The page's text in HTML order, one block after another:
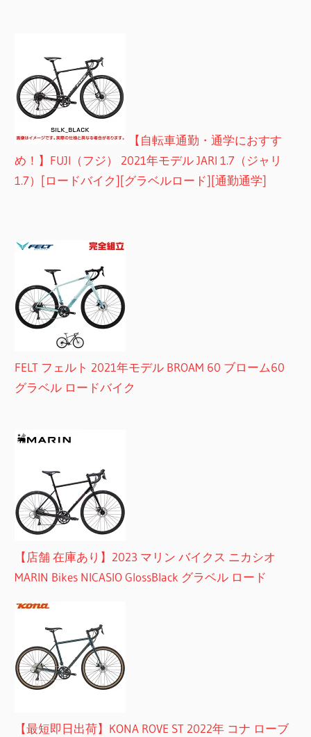
【自転車通勤・通学におすす
め！】FUJI（フジ） 2021年モデル JARI 1.7（ジャリ
1.7）[ロードバイク][グラベルロード][通勤通学]
FELT フェルト 2021年モデル BROAM 60 ブローム60
グラベル ロードバイク
【店舗 在庫あり】2023 マリン バイクス ニカシオ
MARIN Bikes NICASIO GlossBlack グラベル ロード
【最短即日出荷】KONA ROVE ST 2022年 コナ ローブ